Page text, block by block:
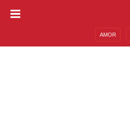
AMOR